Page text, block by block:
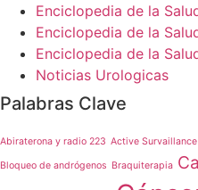
Enciclopedia de la
Enciclopedia de la
Enciclopedia de la
Noticias Urologicas
Palabras Clave
Abiraterona y radio 223 Active Survaillance
Bloqueo de andrógenos Braquiterapia